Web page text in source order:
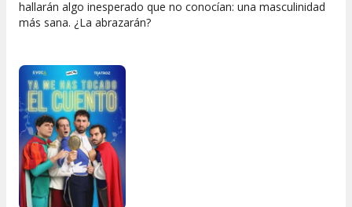
hallarán algo inesperado que no conocían: una masculinidad
más sana. ¿La abrazarán?